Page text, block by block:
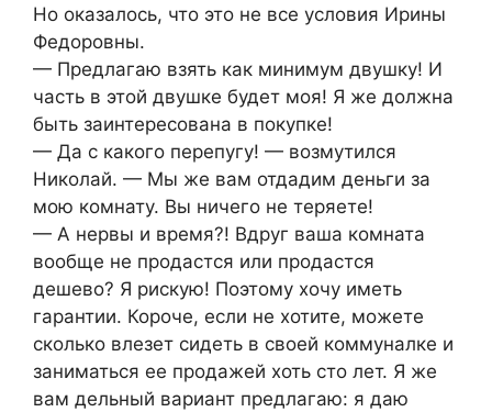
Но оказалось, что это не все условия Ирины
Федоровны.
— Предлагаю взять как минимум двушку! И
часть в этой двушке будет моя! Я же должна
быть заинтересована в покупке!
— Да с какого перепугу! — возмутился
Николай. — Мы же вам отдадим деньги за
мою комнату. Вы ничего не теряете!
— А нервы и время?! Вдруг ваша комната
вообще не продастся или продастся
дешево? Я рискую! Поэтому хочу иметь
гарантии. Короче, если не хотите, можете
сколько влезет сидеть в своей коммуналке и
заниматься ее продажей хоть сто лет. Я же
вам дельный вариант предлагаю: я даю